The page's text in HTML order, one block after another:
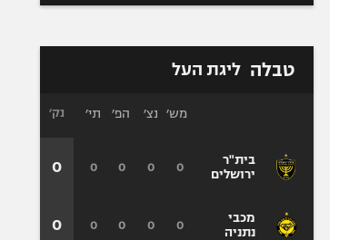
טבלה ליגת העל
בית"ר
ירושלים
מכבי
נתניה
מש׳ נצ׳ הפ׳ תי׳
0
0
0
0
0
0
0
0
נק׳
0
0